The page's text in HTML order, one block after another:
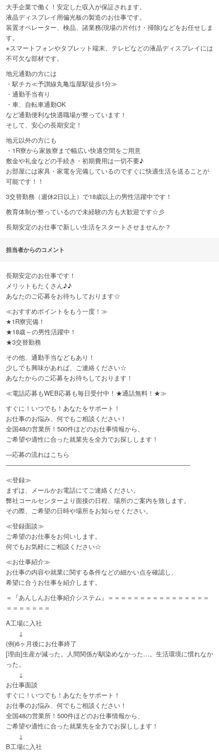
大手企業で働く！安定した収入が保証されます。
液晶ディスプレイ用偏光板の製造のお仕事です。
装置オペレーター、検品、諸業務(現場の片付け・掃除)などをお任せしま
す。
※スマートフォンやタブレット端末、テレビなどの液晶ディスプレイには
不可欠な部材です。
地元通勤の方には
・駅チカ≪予讃線丸亀塩屋駅徒歩1分≫
・通勤手当有り
・車、自転車通勤OK
など通勤便利な快適職場が整っています！
そして、安心の長期安定！
地元以外の方にも
・1R寮から家族寮まで幅広い快適空間をご用意
敷金や礼金などの手続き・初期費用は一切不要♪
お部屋には家具・家電を完備しているのですぐに快適生活を送ることが
可能です！！
3交替勤務（週休2日以上）で18歳以上の男性活躍中です！
教育体制が整っているので未経験の方も大歓迎です☆彡
長期安定のお仕事で新しい生活をスタートさせませんか？
担当者からのコメント
長期安定のお仕事です！
メリットもたくさん♪♪
あなたのご応募をお待ちしております☆
≪おすすめポイントをもう一度！≫
★1R寮完備！
★18歳～の男性活躍中！
★3交替勤務
その他、通勤手当などもあり！
少しでも興味があれば、ご連絡ください☆
あなたからのご応募をお待ちしております！
≪電話応募もWEB応募も毎日受付中！★通話無料！★≫
すぐに！いつでも！あなたをサポート！
お仕事のお悩み、何でもご相談ください！
全国48の営業所！500件ほどのお仕事情報から、
ご希望や適性に合った就業先を全力でお探しします！
―応募の流れはこちら
―――――――――――――――――――――――――――――
≪登録≫
まずは、メールかお電話にてご連絡ください。
弊社コールセンターより面接の日程、場所のご案内を致します。
その際、ご希望の日時や場所をお知らせください。
≪登録面談≫
ご希望のお仕事をお伺いします。
何でもお気軽にご相談ください☆
≪お仕事紹介≫
お仕事の内容や就業に関する条件などの細かい点を確認し、
希望に合うお仕事を紹介します。
＝『あんしんお仕事紹介システム』＝＝＝＝＝＝＝＝＝＝＝＝＝＝＝＝
＝＝＝＝＝＝＝
A工場に入社
↓
(例)6ヶ月後にお仕事終了
[理由]生産が減った。人間関係が馴染めなかった…。生活環境に慣れなか
った。
↓
お仕事面談
すぐに！いつでも！あなたをサポート！
お仕事のお悩み、何でもご相談ください！
全国48の営業所！500件ほどのお仕事情報から、
ご希望や適性に合った就業先を全力でお探しします！
↓
B工場に入社